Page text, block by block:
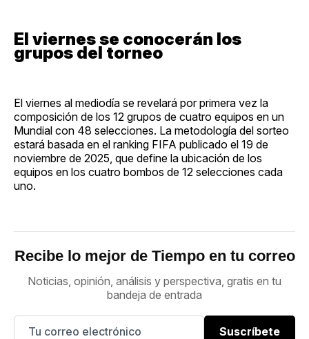
El viernes se conocerán los
grupos del torneo
El viernes al mediodía se revelará por primera vez la
composición de los 12 grupos de cuatro equipos en un
Mundial con 48 selecciones. La metodología del sorteo
estará basada en el ranking FIFA publicado el 19 de
noviembre de 2025, que define la ubicación de los
equipos en los cuatro bombos de 12 selecciones cada
uno.
Recibe lo mejor de Tiempo en tu correo
Noticias, opinión, análisis y perspectiva, gratis en tu
bandeja de entrada
Suscríbete